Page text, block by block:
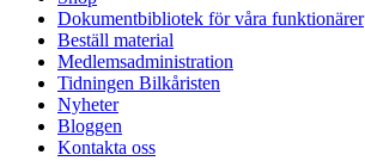
Dokumentbibliotek för våra funktionärer
Beställ material
Medlemsadministration
Tidningen Bilkåristen
Nyheter
Bloggen
Kontakta oss